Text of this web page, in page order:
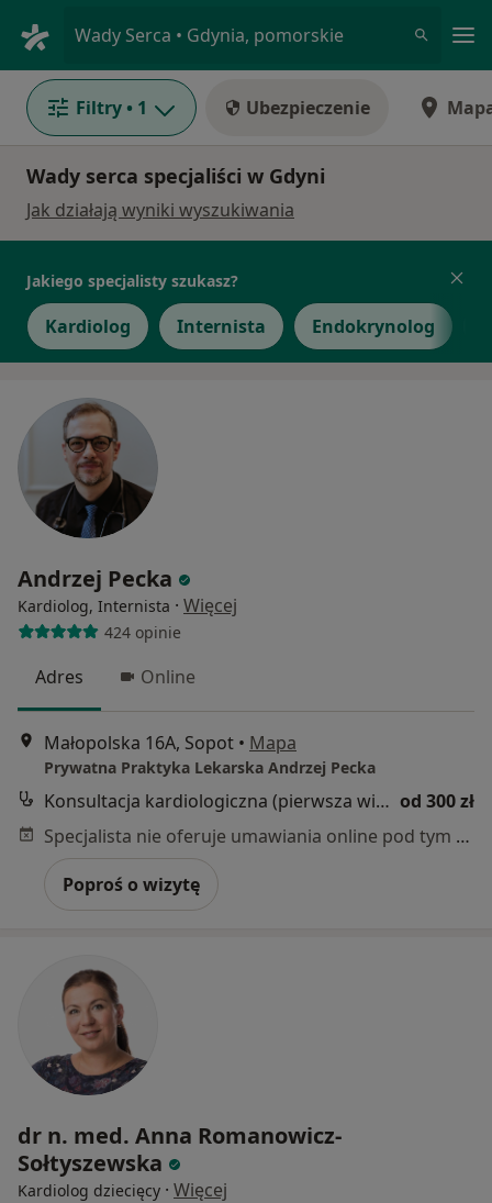
Wady Serca • Gdynia, pomorskie
Filtry • 1 Ubezpieczenie
Wady serca specjaliści w Gdyni
Jak działają wyniki wyszukiwania
Jakiego specjalisty szukasz?
Kardiolog Internista Endokrynolog
Andrzej Pecka
Kardiolog, Internista · Więcej
424 opinie
Adres Online
Małopolska 16A, Sopot • Mapa
Prywatna Praktyka Lekarska Andrzej Pecka
Konsultacja kardiologiczna (pierwsza wizyta) od 300 zł
Specjalista nie oferuje umawiania online pod tym adresem.
Poproś o wizytę
dr n. med. Anna Romanowicz-
Sołtyszewska
Kardiolog dziecięcy · Więcej